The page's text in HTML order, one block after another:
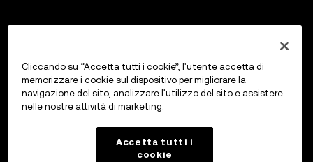
Cliccando su “Accetta tutti i cookie”, l'utente accetta di
memorizzare i cookie sul dispositivo per migliorare la
navigazione del sito, analizzare l'utilizzo del sito e assistere
nelle nostre attività di marketing.
Accetta tutti i
cookie